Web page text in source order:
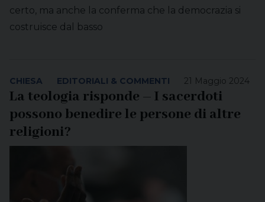
certo, ma anche la conferma che la democrazia si
costruisce dal basso
21 Maggio 2024
CHIESA EDITORIALI & COMMENTI
La teologia risponde – I sacerdoti
possono benedire le persone di altre
religioni?